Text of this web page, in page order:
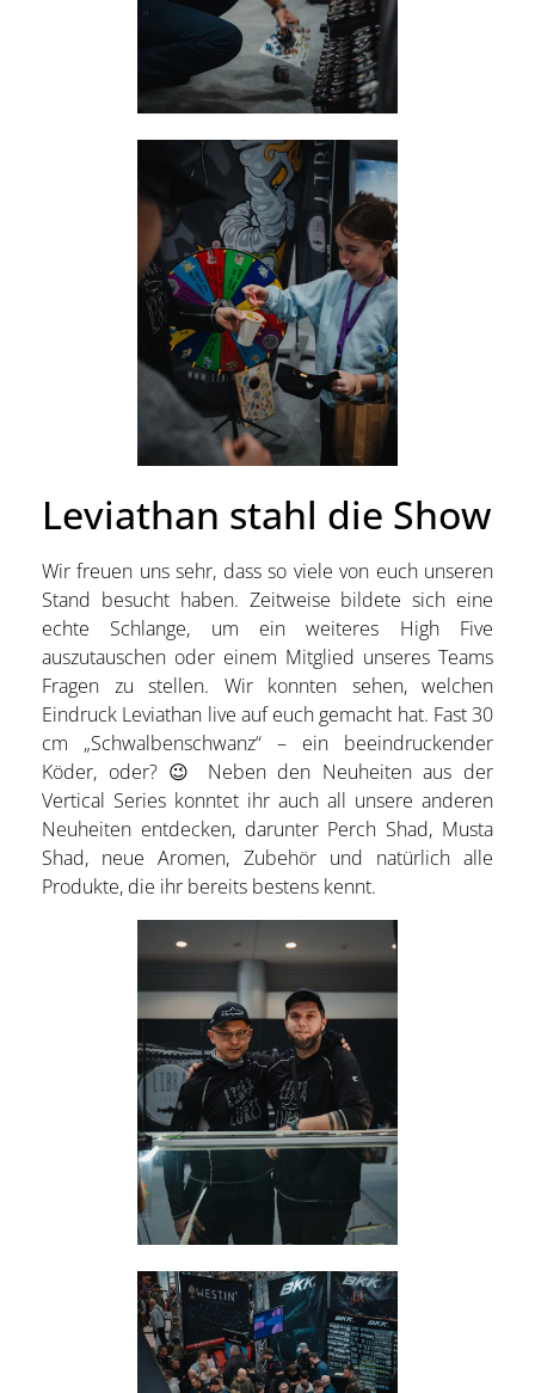
Leviathan stahl die Show
Wir freuen uns sehr, dass so viele von euch unseren
Stand besucht haben. Zeitweise bildete sich eine
echte Schlange, um ein weiteres High Five
auszutauschen oder einem Mitglied unseres Teams
Fragen zu stellen. Wir konnten sehen, welchen
Eindruck Leviathan live auf euch gemacht hat. Fast 30
cm „Schwalbenschwanz“ – ein beeindruckender
Köder, oder? 😉 Neben den Neuheiten aus der
Vertical Series konntet ihr auch all unsere anderen
Neuheiten entdecken, darunter Perch Shad, Musta
Shad, neue Aromen, Zubehör und natürlich alle
Produkte, die ihr bereits bestens kennt.